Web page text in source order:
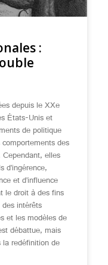
:
depuis le XXe
États-Unis et
de politique
des
elles
et d’influence
le droit à des fins
intérêts
et les modèles de
débattue, mais
redéfinition de